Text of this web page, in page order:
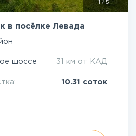
/5
в посёлке Левада
шоссе 31 км от КАД
10.31 соток